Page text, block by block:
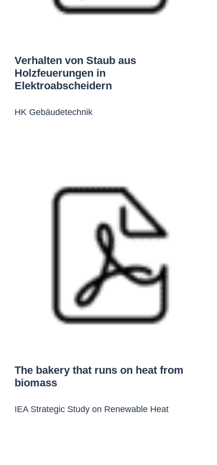
Verhalten von Staub aus
Holzfeuerungen in
Elektroabscheidern
HK Gebäudetechnik
The bakery that runs on heat from
biomass
IEA Strategic Study on Renewable Heat